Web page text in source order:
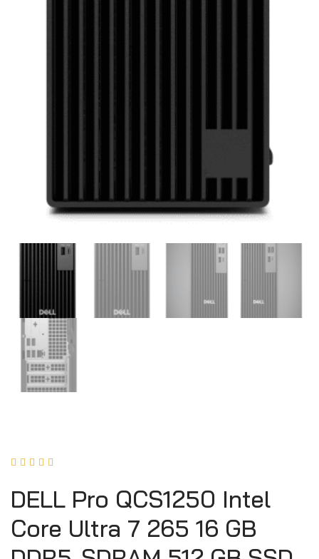
    
DELL Pro QCS1250 Intel
Core Ultra 7 265 16 GB